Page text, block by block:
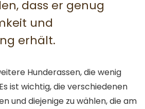
dass er genug
und
erhält.
Hunderassen, die wenig
ist wichtig, die verschiedenen
und diejenige zu wählen, die am